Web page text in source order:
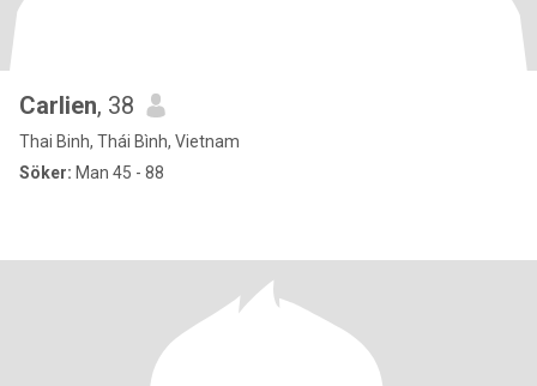
Carlien, 38
Thai Binh, Thái Bình, Vietnam
Söker: Man 45 - 88